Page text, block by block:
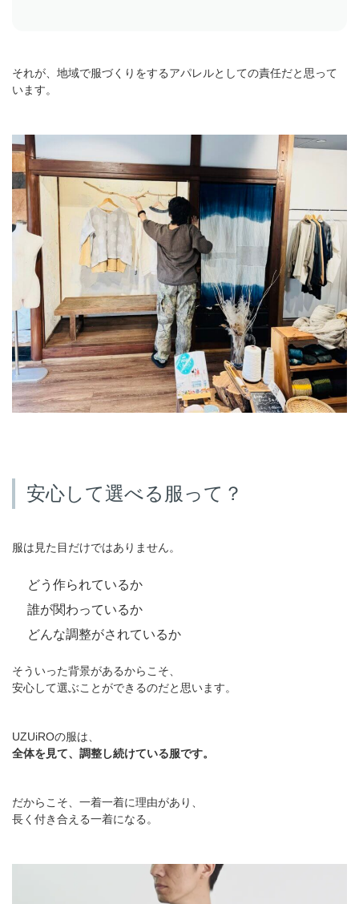
それが、地域で服づくりをするアパレルとしての責任だと思って
います。
安心して選べる服って？
服は見た目だけではありません。
どう作られているか
誰が関わっているか
どんな調整がされているか
そういった背景があるからこそ、
安心して選ぶことができるのだと思います。
UZUiROの服は、
全体を見て、調整し続けている服です。
だからこそ、一着一着に理由があり、
長く付き合える一着になる。